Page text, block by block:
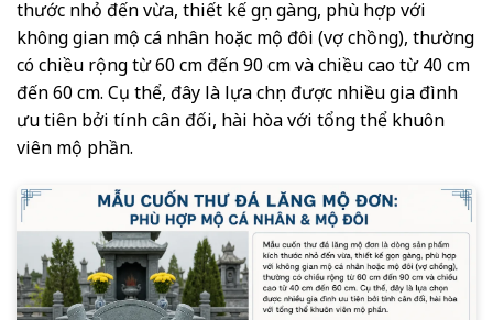
thước nhỏ đến vừa, thiết kế gọn gàng, phù hợp với
không gian mộ cá nhân hoặc mộ đôi (vợ chồng), thường
có chiều rộng từ 60 cm đến 90 cm và chiều cao từ 40 cm
đến 60 cm. Cụ thể, đây là lựa chọn được nhiều gia đình
ưu tiên bởi tính cân đối, hài hòa với tổng thể khuôn
viên mộ phần.